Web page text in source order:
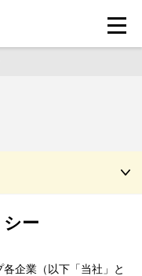
メ
ニ
ー
企業（以下「当社」と